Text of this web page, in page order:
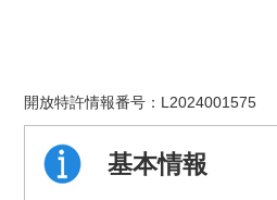
開放特許情報番号： L2024001575
基本情報